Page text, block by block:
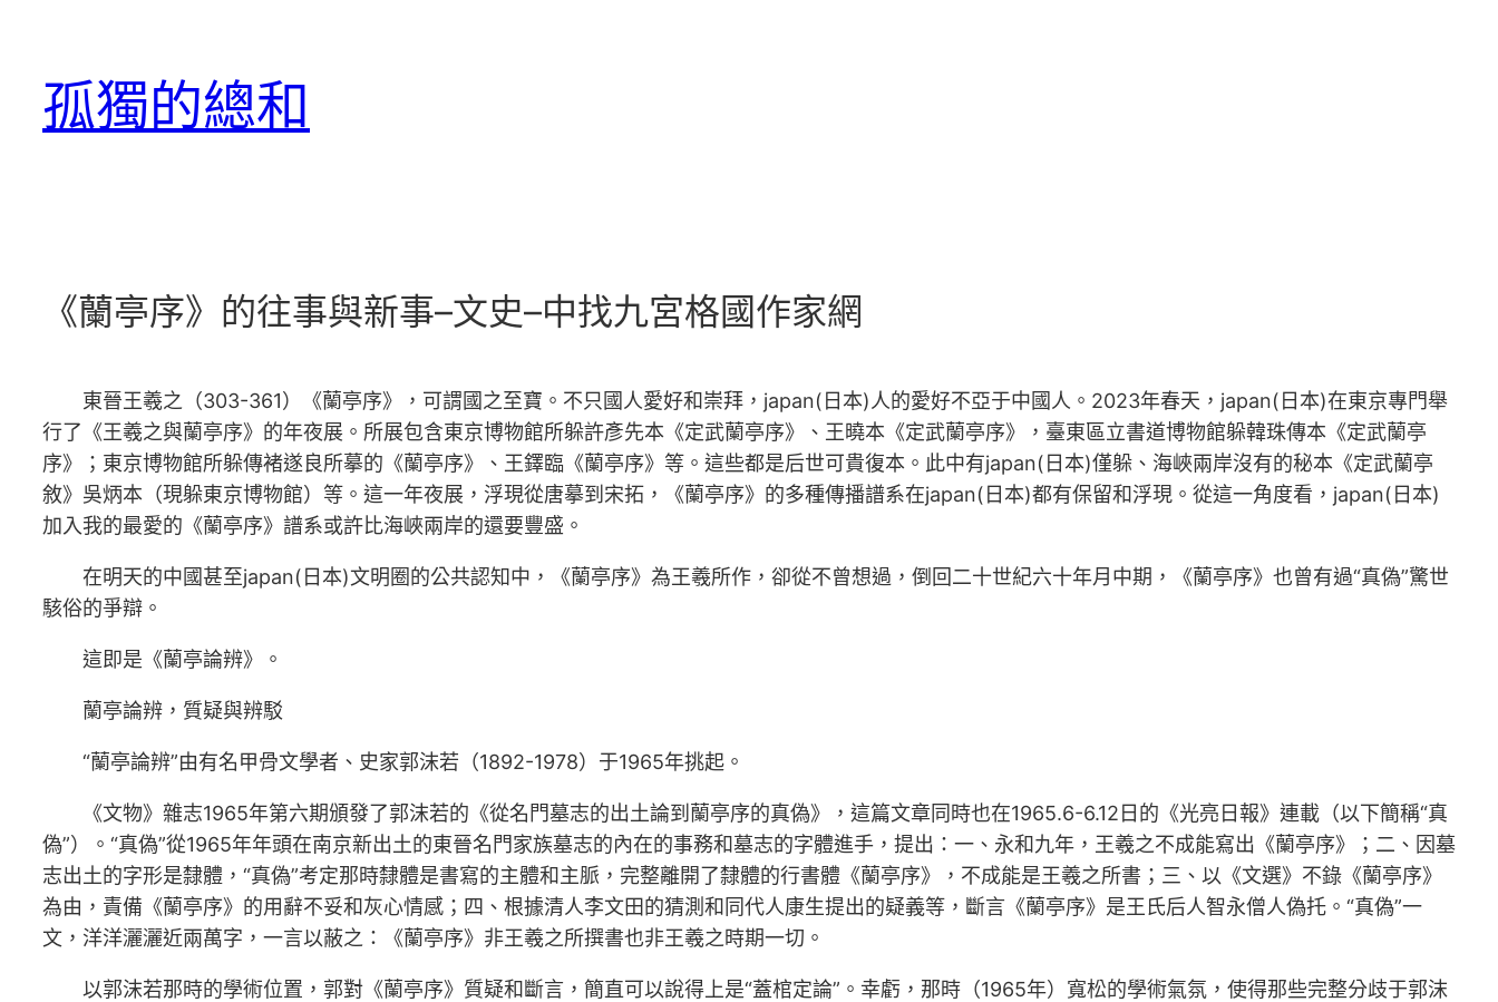
孤獨的總和
《蘭亭序》的往事與新事–文史–中找九宮格國作家網
東晉王羲之（303-361）《蘭亭序》，可謂國之至寶。不只國人愛好和崇拜，japan(日本)人的愛好不亞于中國人。2023年春天，japan(日本)在東京專門舉
行了《王羲之與蘭亭序》的年夜展。所展包含東京博物館所躲許彥先本《定武蘭亭序》、王曉本《定武蘭亭序》，臺東區立書道博物館躲韓珠傳本《定武蘭亭
序》；東京博物館所躲傳褚遂良所摹的《蘭亭序》、王鐸臨《蘭亭序》等。這些都是后世可貴復本。此中有japan(日本)僅躲、海峽兩岸沒有的秘本《定武蘭亭
敘》吳炳本（現躲東京博物館）等。這一年夜展，浮現從唐摹到宋拓，《蘭亭序》的多種傳播譜系在japan(日本)都有保留和浮現。從這一角度看，japan(日本)
加入我的最愛的《蘭亭序》譜系或許比海峽兩岸的還要豐盛。
在明天的中國甚至japan(日本)文明圈的公共認知中，《蘭亭序》為王羲所作，卻從不曾想過，倒回二十世紀六十年月中期，《蘭亭序》也曾有過“真偽”驚世
駭俗的爭辯。
這即是《蘭亭論辨》。
蘭亭論辨，質疑與辨駁
“蘭亭論辨”由有名甲骨文學者、史家郭沫若（1892-1978）于1965年挑起。
《文物》雜志1965年第六期頒發了郭沫若的《從名門墓志的出土論到蘭亭序的真偽》，這篇文章同時也在1965.6-6.12日的《光亮日報》連載（以下簡稱“真
偽”）。“真偽”從1965年年頭在南京新出土的東晉名門家族墓志的內在的事務和墓志的字體進手，提出：一、永和九年，王羲之不成能寫出《蘭亭序》；二、因墓
志出土的字形是隸體，“真偽”考定那時隸體是書寫的主體和主脈，完整離開了隸體的行書體《蘭亭序》，不成能是王羲之所書；三、以《文選》不錄《蘭亭序》
為由，責備《蘭亭序》的用辭不妥和灰心情感；四、根據清人李文田的猜測和同代人康生提出的疑義等，斷言《蘭亭序》是王氏后人智永僧人偽托。“真偽”一
文，洋洋灑灑近兩萬字，一言以蔽之：《蘭亭序》非王羲之所撰書也非王羲之時期一切。
以郭沫若那時的學術位置，郭對《蘭亭序》質疑和斷言，簡直可以說得上是“蓋棺定論”。幸虧，那時（1965年）寬松的學術氣氛，使得那些完整分歧于郭沫